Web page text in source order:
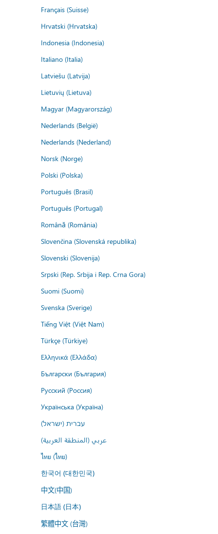
Français (Suisse)
Hrvatski (Hrvatska)
Indonesia (Indonesia)
Italiano (Italia)
Latviešu (Latvija)
Lietuvių (Lietuva)
Magyar (Magyarország)
Nederlands (België)
Nederlands (Nederland)
Norsk (Norge)
Polski (Polska)
Português (Brasil)
Português (Portugal)
Română (România)
Slovenčina (Slovenská republika)
Slovenski (Slovenija)
Srpski (Rep. Srbija i Rep. Crna Gora)
Suomi (Suomi)
Svenska (Sverige)
Tiếng Việt (Việt Nam)
Türkçe (Türkiye)
Ελληνικά (Ελλάδα)
Български (България)
Русский (Россия)
Українська (Україна)
עברית (ישראל)
عربي (المنطقة العربية)
ไทย (ไทย)
한국어 (대한민국)
中文(中国)
日本語 (日本)
繁體中文 (台灣)